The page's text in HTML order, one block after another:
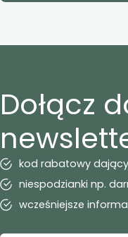
Dołącz
kod rabatowy
niespodzianki np.
wcześniejsze